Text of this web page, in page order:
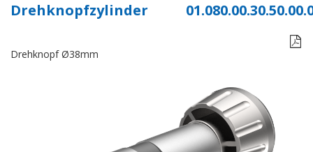
Drehknopfzylinder

Drehknopf Ø38mm